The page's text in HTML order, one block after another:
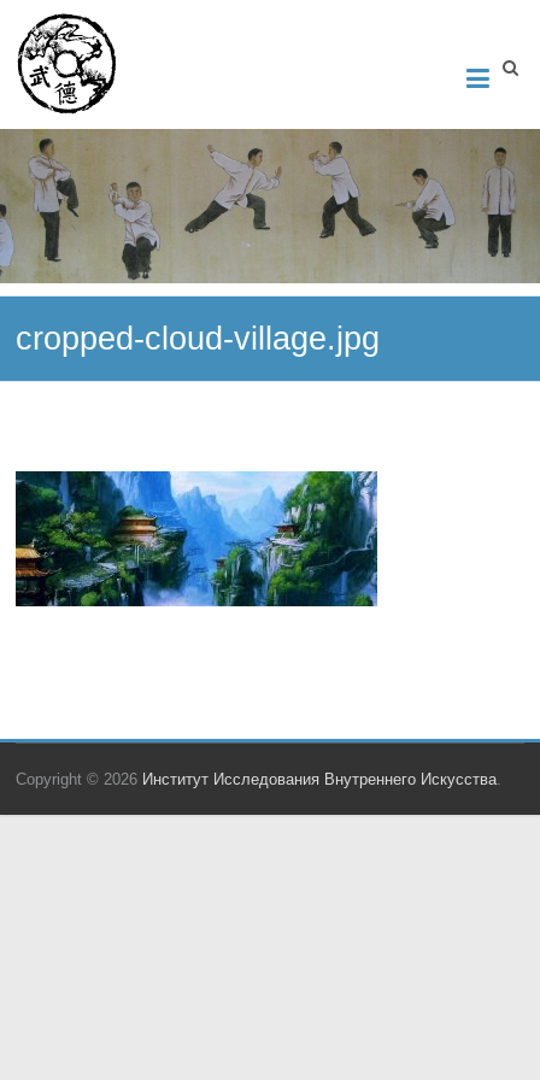
Институт Исследования Внутреннего Искусства
Школа тайцзи-цюань стиля Чэнь, Петербург. Руководитель
Андрей Середняков.
cropped-cloud-village.jpg
Copyright © 2026 Институт Исследования Внутреннего Искусства.